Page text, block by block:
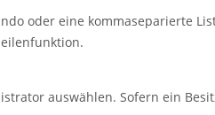
oder eine kommaseparierte
auswählen. Sofern ein